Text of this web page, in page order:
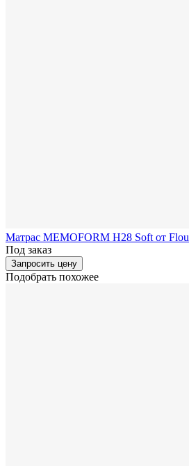
Матрас MEMOFORM H28 Soft от Flou
Под заказ
Запросить цену
Подобрать похожее